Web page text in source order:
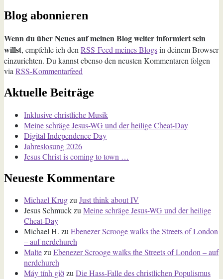
Blog abonnieren
Wenn du über Neues auf meinen Blog weiter informiert sein
willst, empfehle ich den RSS-Feed meines Blogsin deinem Browser
einzurichten. Du kannst ebenso den neusten Kommentaren folgen
via RSS-Kommentarfeed
Aktuelle Beiträge
Inklusive christliche Musik
Meine schräge Jesus-WG und der heilige Cheat-Day
Digital Independence Day
Jahreslosung 2026
Jesus Christ is coming to town …
Neueste Kommentare
Michael KrugzuJust think about IV
Jesus SchmuckzuMeine schräge Jesus-WG und der heilige
Cheat-Day
Michael H. zuEbenezer Scrooge walks the Streets of London
– auf nerdchurch
MaltezuEbenezer Scrooge walks the Streets of London – auf
nerdchurch
Máy tính giờzuDie Hass-Falle des christlichen Populismus